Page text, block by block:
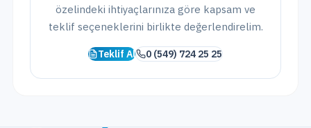
özelindeki ihtiyaçlarınıza göre kapsam ve
teklif seçeneklerini birlikte değerlendirelim.
Teklif Al 0 (549) 724 25 25